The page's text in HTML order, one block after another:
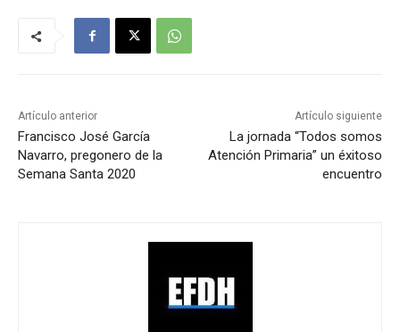
Artículo anterior
Francisco José García
Navarro, pregonero de la
Semana Santa 2020
Artículo siguiente
La jornada “Todos somos
Atención Primaria” un éxitoso
encuentro